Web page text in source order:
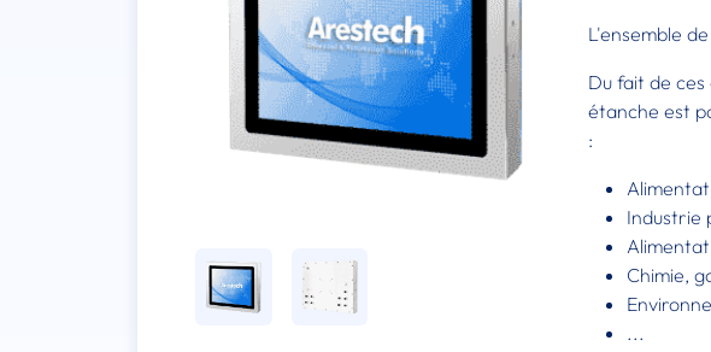
L'ensemble
Du fait de
étanche est
:
Industrie
Chimie,
...